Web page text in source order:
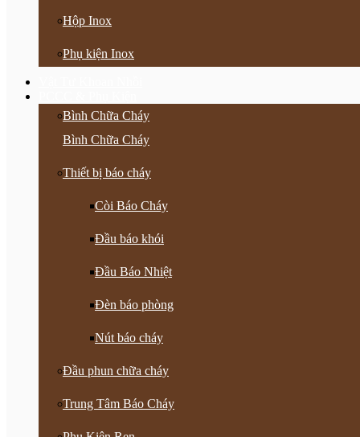
Hộp Inox
Phụ kiện Inox
Bình Chữa Cháy
Bình Chữa Cháy
Thiết bị báo cháy
Còi Báo Cháy
Đầu báo khói
Đầu Báo Nhiệt
Đèn báo phòng
Nút báo cháy
Đầu phun chữa cháy
Trung Tâm Báo Cháy